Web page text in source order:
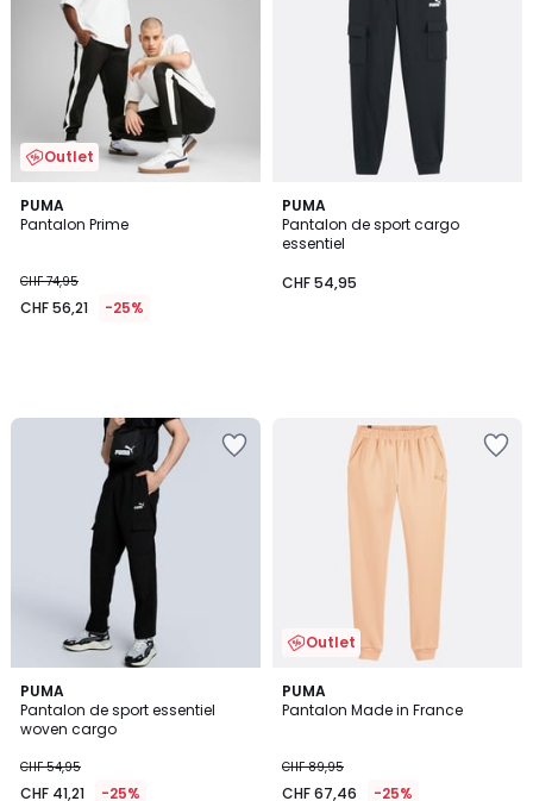
Outlet
PUMA
Pantalon Prime
CHF 74,95
CHF 56,21 -25%
PUMA
Pantalon de sport cargo
essentiel
CHF 54,95
PUMA
Pantalon de sport essentiel
woven cargo
CHF 54,95
CHF 41,21 -25%
5
/
5
Outlet
PUMA
Pantalon Made in France
CHF 89,95
CHF 67,46 -25%